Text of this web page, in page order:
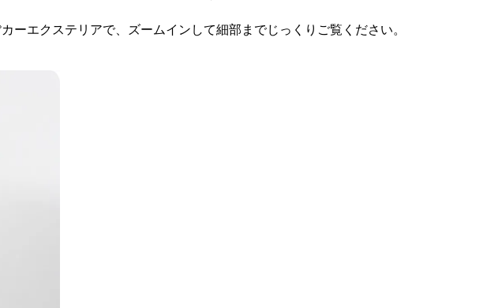
ーエクステリアで、ズームインして細部までじっくりご覧ください。